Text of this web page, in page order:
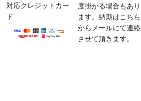
対応クレジットカー
ド
度掛かる場合もあり
ます。納期はこちら
からメールにて連絡
させて頂きます。